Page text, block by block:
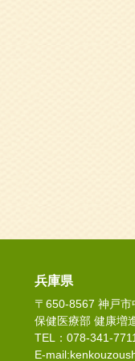
兵庫県
〒650-8567 神戸市
保健医療部 健康増
TEL：078-341-
E-